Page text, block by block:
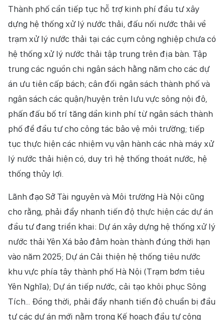
Thành phố cần tiếp tục hỗ trợ kinh phí đầu tư xây
dựng hệ thống xử lý nước thải, đấu nối nước thải về
trạm xử lý nước thải tại các cụm công nghiệp chưa có
hệ thống xử lý nước thải tập trung trên địa bàn. Tập
trung các nguồn chi ngân sách hằng năm cho các dự
án ưu tiên cấp bách; cân đối ngân sách thành phố và
ngân sách các quận/huyện trên lưu vực sông nội đô,
phấn đấu bố trí tăng dần kinh phí từ ngân sách thành
phố để đầu tư cho công tác bảo vệ môi trường; tiếp
tục thực hiện các nhiệm vụ vận hành các nhà máy xử
lý nước thải hiện có, duy trì hệ thống thoát nước, hệ
thống thủy lợi.
Lãnh đạo Sở Tài nguyên và Môi trường Hà Nội cũng
cho rằng, phải đẩy nhanh tiến độ thực hiện các dự án
đầu tư đang triển khai: Dự án xây dựng hệ thống xử lý
nước thải Yên Xá bảo đảm hoàn thành đúng thời hạn
vào năm 2025; Dự án Cải thiện hệ thống tiêu nước
khu vực phía tây thành phố Hà Nội (Trạm bơm tiêu
Yên Nghĩa); Dự án tiếp nước, cải tạo khôi phục Sông
Tích... Đồng thời, phải đẩy nhanh tiến độ chuẩn bị đầu
tư các dự án mới nằm trong Kế hoạch đầu tư công